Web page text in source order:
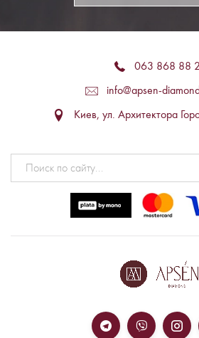
063 868 88
info@apsen-
Киев, ул. Архитектора